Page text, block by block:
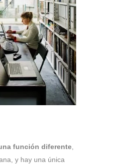
función diferente,
y hay una única